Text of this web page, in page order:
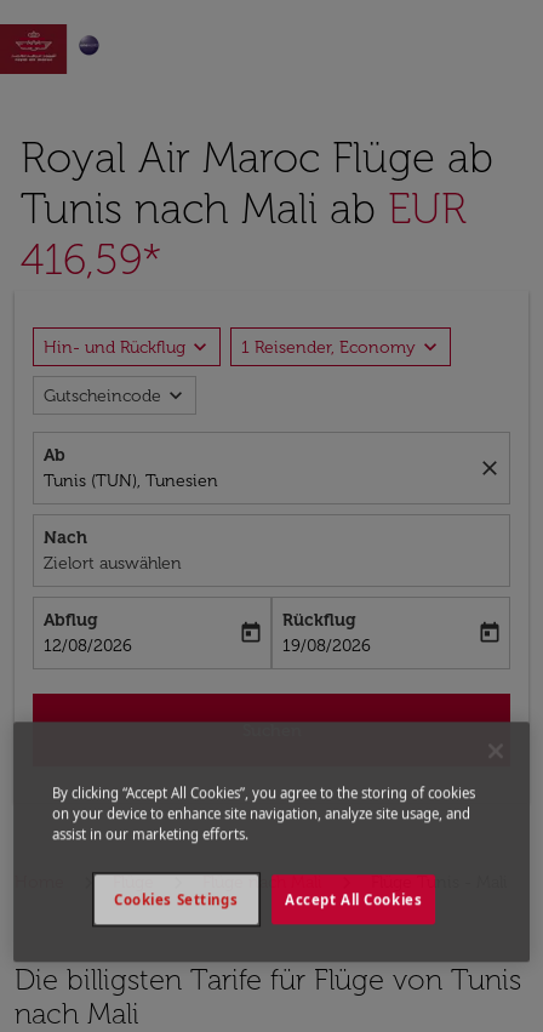

Royal Air Maroc Flüge ab
Tunis nach Mali ab EUR
416,59*
Hin- und Rückflug expand_more 1 Reisender, Economy expand_more
Gutscheincode expand_more
Ab
Tunis (TUN), Tunesien
close
Nach
Zielort auswählen
Abflug
fc-booking-departure-date-aria-label
12/08/2026
today
Rückflug
fc-booking-return-date-aria-label
19/08/2026
today
Flüge Flüge nach Mali Flüge Tunis - Mali
Die billigsten Tarife für Flüge von Tunis
nach Mali
By clicking “Accept All Cookies”, you agree to the storing of cookies
on your device to enhance site navigation, analyze site usage, and
assist in our marketing efforts.
Accept All Cookies
Cookies Settings